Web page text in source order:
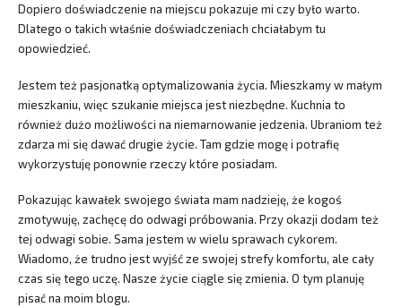
Dopiero doświadczenie na miejscu pokazuje mi czy było warto.
Dlatego o takich właśnie doświadczeniach chciałabym tu
opowiedzieć.
Jestem też pasjonatką optymalizowania życia. Mieszkamy w małym
mieszkaniu, więc szukanie miejsca jest niezbędne. Kuchnia to
również dużo możliwości na niemarnowanie jedzenia. Ubraniom też
zdarza mi się dawać drugie życie. Tam gdzie mogę i potrafię
wykorzystuję ponownie rzeczy które posiadam.
Pokazując kawałek swojego świata mam nadzieję, że kogoś
zmotywuję, zachęcę do odwagi próbowania. Przy okazji dodam też
tej odwagi sobie. Sama jestem w wielu sprawach cykorem.
Wiadomo, że trudno jest wyjść ze swojej strefy komfortu, ale cały
czas się tego uczę. Nasze życie ciągle się zmienia. O tym planuję
pisać na moim blogu.